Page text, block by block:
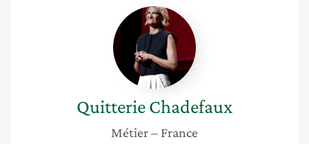
Quitterie
Chadefaux
QuitterieChadefaux
Métier– France